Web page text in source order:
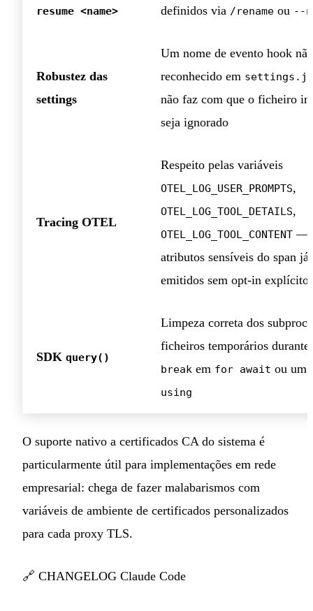
resume <name>
definidos via /rename ou --
Robustez das
settings
Um nome de evento hook não
reconhecido em
não faz com que o ficheiro
seja ignorado
Tracing OTEL
Respeito pelas variáveis
OTEL_LOG_USER_PROMPTS,
OTEL_LOG_TOOL_DETAILS,
OTEL_LOG_TOOL_CONTENT —
atributos sensíveis do span já
emitidos sem opt-in explícito
SDK query()
Limpeza correta dos
ficheiros temporários durante
break em for await ou um
using
O suporte nativo a certificados CA do sistema é
particularmente útil para implementações em rede
empresarial: chega de fazer malabarismos com
variáveis de ambiente de certificados personalizados
para cada proxy TLS.
🔗 CHANGELOG Claude Code